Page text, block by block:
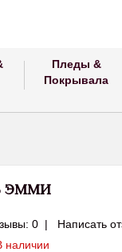
Пледы &
Покрывала
ЭММИ
0| Написать
наличии